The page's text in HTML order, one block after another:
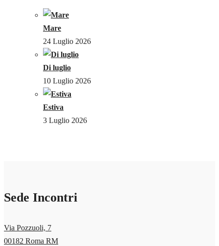
Mare
24 Luglio 2026
Di luglio
10 Luglio 2026
Estiva
3 Luglio 2026
Sede Incontri
Via Pozzuoli, 7
00182 Roma RM